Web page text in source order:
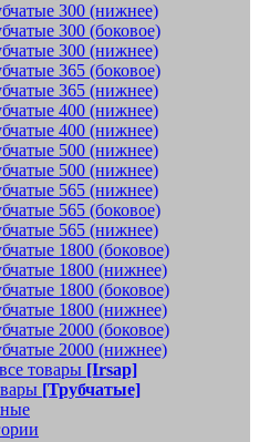
300 (нижнее)
300 (боковое)
300 (нижнее)
365 (боковое)
365 (нижнее)
400 (нижнее)
400 (нижнее)
500 (нижнее)
500 (нижнее)
565 (нижнее)
565 (боковое)
565 (нижнее)
1800 (боковое)
1800 (нижнее)
1800 (боковое)
1800 (нижнее)
2000 (боковое)
2000 (нижнее)
товары [Irsap]
[Трубчатые]